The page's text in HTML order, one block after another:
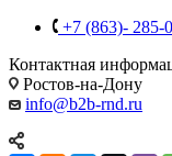
+7 (863)- 285-
Контактная
Ростов-на-Дону
info@b2b-rnd.ru